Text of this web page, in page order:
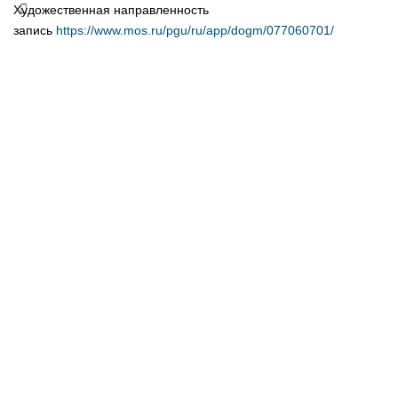
Художественная направленность
запись https://www.mos.ru/pgu/ru/app/dogm/077060701/